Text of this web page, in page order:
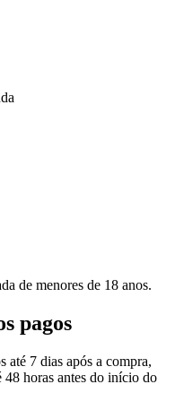
de menores de 18 anos.
pagos
até 7 dias após a compra,
48 horas antes do início do